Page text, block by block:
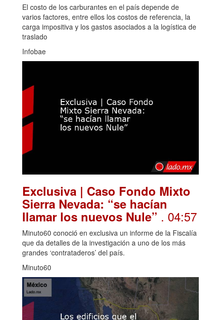
El costo de los carburantes en el país depende de
varios factores, entre ellos los costos de referencia, la
carga impositiva y los gastos asociados a la logística de
traslado
Infobae
Exclusiva | Caso Fondo Mixto
Sierra Nevada: “se hacían
llamar los nuevos Nule” . 04:57
Minuto60 conoció en exclusiva un informe de la Fiscalía
que da detalles de la investigación a uno de los más
grandes ‘contrataderos’ del país.
Minuto60